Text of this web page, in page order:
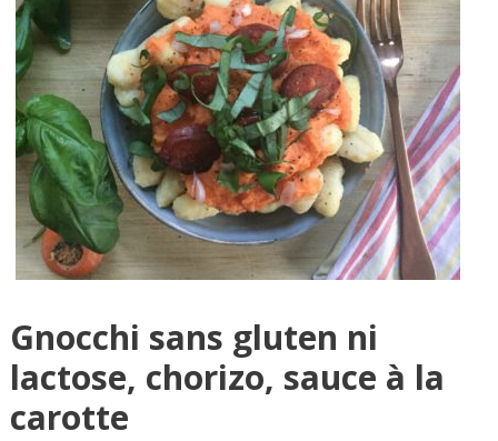
Gnocchi sans gluten ni
lactose, chorizo, sauce à la
carotte